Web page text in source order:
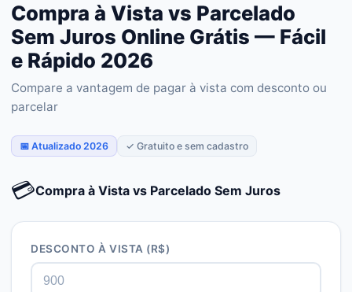
Compra à Vista vs Parcelado
Sem Juros Online Grátis — Fácil
e Rápido 2026
Compare a vantagem de pagar à vista com desconto ou
parcelar
📅 Atualizado 2026 ✓ Gratuito e sem cadastro
💳Compra à Vista vs Parcelado Sem Juros
DESCONTO À VISTA (R$)